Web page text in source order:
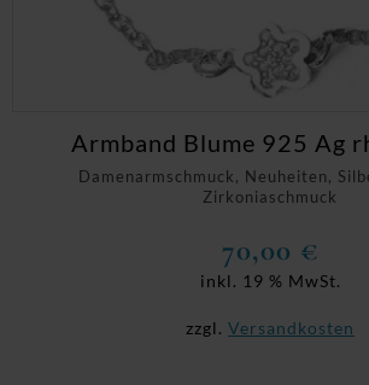
Damenarmschmuck, Neuheiten,
Zirkoniaschmuck
Armband Blume 925 Ag
70,00 €
inkl. 19 % MwSt.
zzgl. Versandkosten